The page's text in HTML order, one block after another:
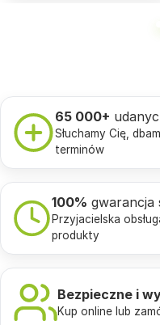
65 000+
Słuchamy Cię,
terminów
100% gwarancja
Przyjacielska
produkty
Bezpieczne i
Kup online lub